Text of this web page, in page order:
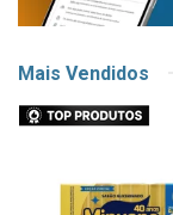
Mais Vendidos